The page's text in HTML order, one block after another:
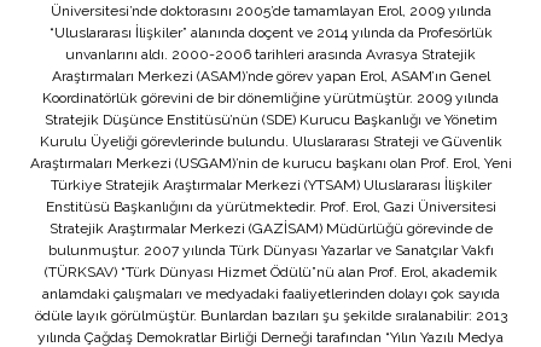
Üniversitesi’nde doktorasını 2005’de tamamlayan Erol, 2009 yılında
“Uluslararası İlişkiler” alanında doçent ve 2014 yılında da Profesörlük
unvanlarını aldı. 2000-2006 tarihleri arasında Avrasya Stratejik
Araştırmaları Merkezi (ASAM)’nde görev yapan Erol, ASAM’ın Genel
Koordinatörlük görevini de bir dönemliğine yürütmüştür. 2009 yılında
Stratejik Düşünce Enstitüsü’nün (SDE) Kurucu Başkanlığı ve Yönetim
Kurulu Üyeliği görevlerinde bulundu. Uluslararası Strateji ve Güvenlik
Araştırmaları Merkezi (USGAM)’nin de kurucu başkanı olan Prof. Erol, Yeni
Türkiye Stratejik Araştırmalar Merkezi (YTSAM) Uluslararası İlişkiler
Enstitüsü Başkanlığını da yürütmektedir. Prof. Erol, Gazi Üniversitesi
Stratejik Araştırmalar Merkezi (GAZİSAM) Müdürlüğü görevinde de
bulunmuştur. 2007 yılında Türk Dünyası Yazarlar ve Sanatçılar Vakfı
(TÜRKSAV) “Türk Dünyası Hizmet Ödülü”nü alan Prof. Erol, akademik
anlamdaki çalışmaları ve medyadaki faaliyetlerinden dolayı çok sayıda
ödüle layık görülmüştür. Bunlardan bazıları şu şekilde sıralanabilir: 2013
yılında Çağdaş Demokratlar Birliği Derneği tarafından “Yılın Yazılı Medya